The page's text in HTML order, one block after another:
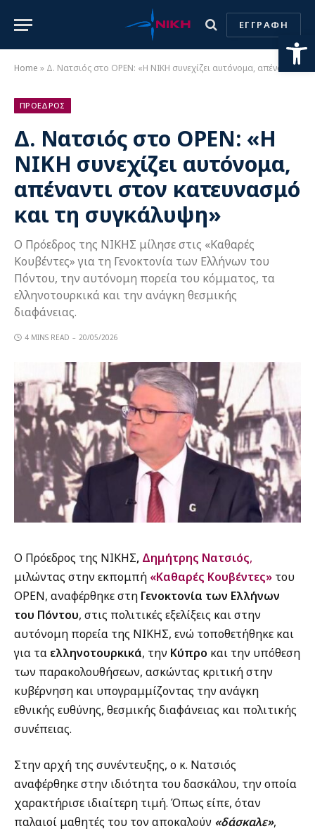
ΕΓΓΡΑΦΗ
Home » Δ. Νατσιός στο OPEN: «Η ΝΙΚΗ συνεχίζει αυτόνομα, απέναντι στον κατευνασμό και τη συγκάλυψη»
ΠΡΟΕΔΡΟΣ
Δ. Νατσιός στο OPEN: «Η
ΝΙΚΗ συνεχίζει αυτόνομα,
απέναντι στον κατευνασμό
και τη συγκάλυψη»
Ο Πρόεδρος της ΝΙΚΗΣ μίλησε στις «Καθαρές
Κουβέντες» για τη Γενοκτονία των Ελλήνων του
Πόντου, την αυτόνομη πορεία του κόμματος, τα
ελληνοτουρκικά και την ανάγκη θεσμικής
διαφάνειας.
4 MINS READ 20/05/2026
Ο Πρόεδρος της ΝΙΚΗΣ, Δημήτρης Νατσιός,
μιλώντας στην εκπομπή «Καθαρές Κουβέντες» του
OPEN, αναφέρθηκε στη Γενοκτονία των Ελλήνων
του Πόντου, στις πολιτικές εξελίξεις και στην
αυτόνομη πορεία της ΝΙΚΗΣ, ενώ τοποθετήθηκε και
για τα ελληνοτουρκικά, την Κύπρο και την υπόθεση
των παρακολουθήσεων, ασκώντας κριτική στην
κυβέρνηση και υπογραμμίζοντας την ανάγκη
εθνικής ευθύνης, θεσμικής διαφάνειας και πολιτικής
συνέπειας.
Στην αρχή της συνέντευξης, ο κ. Νατσιός
αναφέρθηκε στην ιδιότητα του δασκάλου, την οποία
χαρακτήρισε ιδιαίτερη τιμή. Όπως είπε, όταν
παλαιοί μαθητές του τον αποκαλούν «δάσκαλε»,